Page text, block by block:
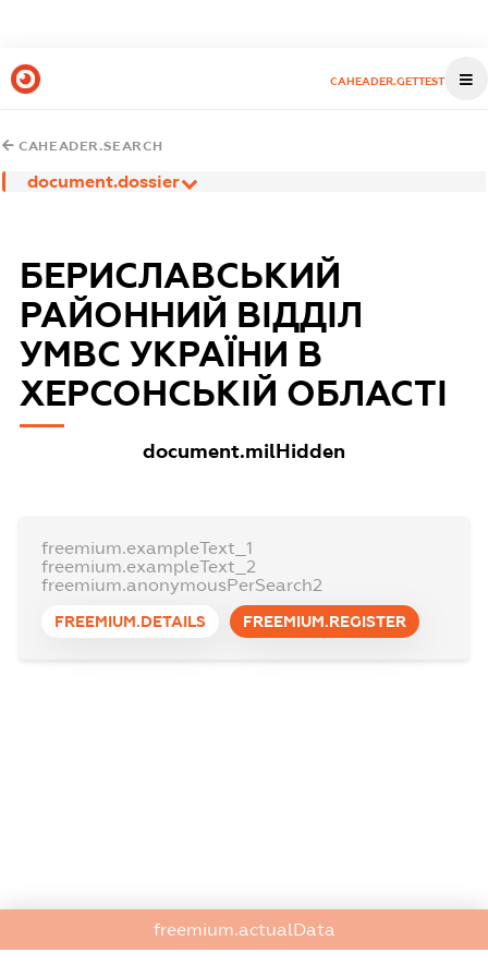
CAHEADER.GETTEST
CAHEADER.SEARCH
document.dossier
БЕРИСЛАВСЬКИЙ
РАЙОННИЙ ВІДДІЛ
УМВС УКРАЇНИ В
ХЕРСОНСЬКІЙ ОБЛАСТІ
document.milHidden
freemium.exampleText_1
freemium.exampleText_2
freemium.anonymousPerSearch2
FREEMIUM.DETAILS FREEMIUM.REGISTER
freemium.actualData